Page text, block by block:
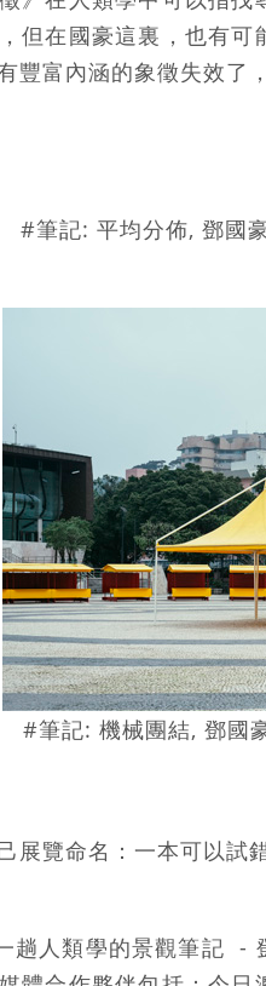
但在國豪這裏，也有
豐富內涵的象徵失效
#筆記: 平均分佈, 鄧國
#筆記: 機械團結, 鄧國
展覽命名：一本可以試
一趟人類學的景觀筆記